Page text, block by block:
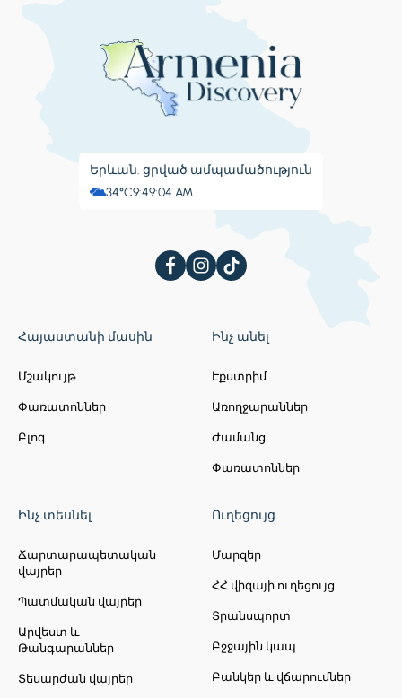
Երևան. ցրված ամպամածություն
34°C9:49:08 AM
Հայաստանի մասին
Մշակույթ
Փառատոններ
Բլոգ
Ինչ անել
Էքստրիմ
Առողջարաններ
Ժամանց
Փառատոններ
Ինչ տեսնել
Ճարտարապետական
վայրեր
Պատմական վայրեր
Արվեստ և
Թանգարաններ
Տեսարժան վայրեր
Ուղեցույց
Մարզեր
ՀՀ վիզայի ուղեցույց
Տրանսպորտ
Բջջային կապ
Բանկեր և վճարումներ